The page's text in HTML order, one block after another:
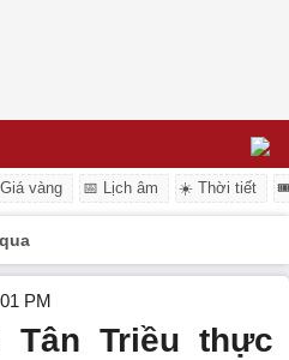
vàng 📅 Lịch âm ☀️ Thời tiết
PM
Tân Triều thực